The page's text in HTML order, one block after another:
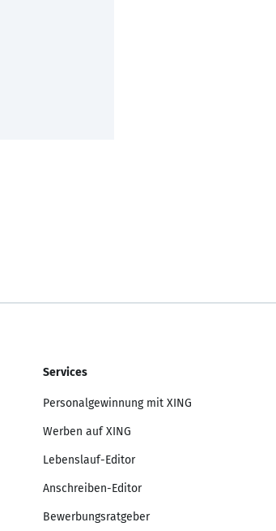
Services
Personalgewinnung mit XING
Werben auf XING
Lebenslauf-Editor
Anschreiben-Editor
Bewerbungsratgeber